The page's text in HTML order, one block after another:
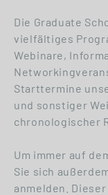
Die Graduate
vielfältiges
Webinare,
Starttermine
und sonstiger
chronologischer
Um immer auf
Sie sich
anmelden.